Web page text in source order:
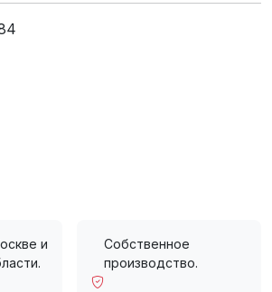
и
Собственное
производство.